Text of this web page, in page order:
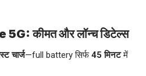
कीमत और लॉन्च डिटेल्स
चार्ज—full battery सिर्फ45 मिनटमें